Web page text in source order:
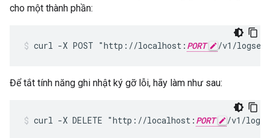
cho một thành phần:
curl -X POST "http://localhost: PORT /v1/
Để tắt tính năng ghi nhật ký gỡ lỗi, hãy làm như sau:
curl -X DELETE "http://localhost: PORT /v1/